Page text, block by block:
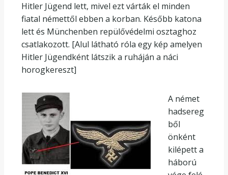
Hitler Jügend lett, mivel ezt várták el minden
fiatal némettől ebben a korban. Később katona
lett és Münchenben repülővédelmi osztaghoz
csatlakozott. [Alul látható róla egy kép amelyen
Hitler Jügendként látszik a ruháján a náci
horogkereszt]
A német
hadsereg
ből
önként
kilépett a
háború